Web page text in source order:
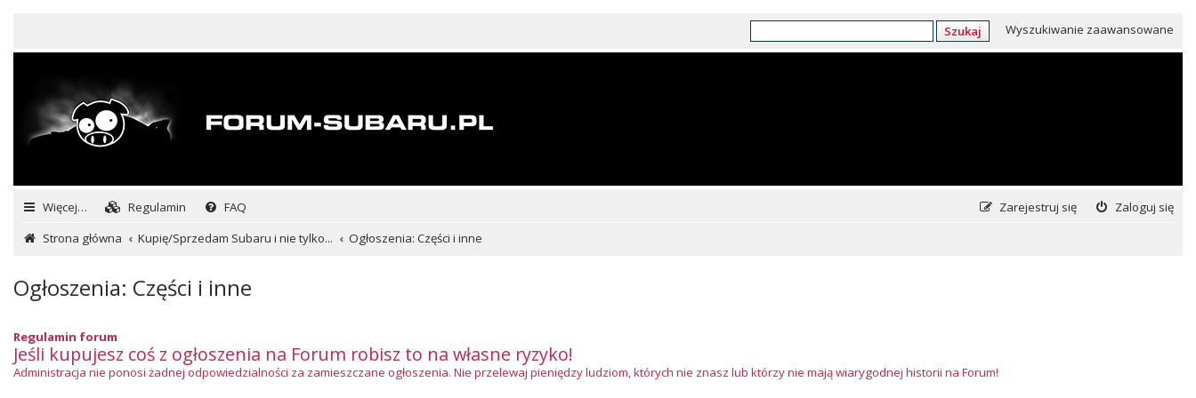
Szukaj Wyszukiwanie zaawansowane
Więcej… Regulamin FAQ Zaloguj się
Zarejestruj się
Strona główna
Kupię/Sprzedam Subaru i nie tylko... Ogłoszenia: Części i inne
Ogłoszenia: Części i inne
Regulamin forum
Jeśli kupujesz coś z ogłoszenia na Forum robisz to na własne ryzyko!
Administracja nie ponosi żadnej odpowiedzialności za zamieszczane ogłoszenia. Nie przelewaj pieniędzy ludziom, których nie znasz lub którzy nie mają wiarygodnej historii na Forum!